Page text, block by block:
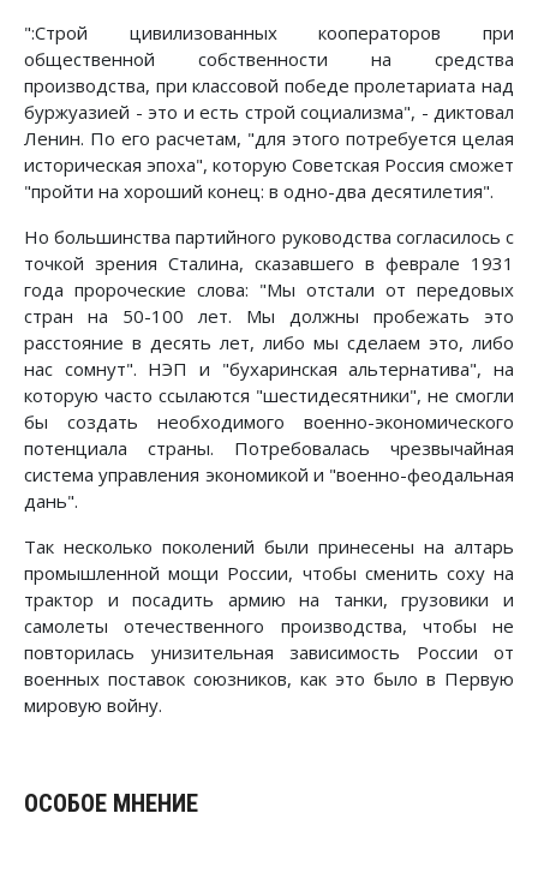
":Строй цивилизованных кооператоров при
общественной собственности на средства
производства, при классовой победе пролетариата над
буржуазией - это и есть строй социализма", - диктовал
Ленин. По его расчетам, "для этого потребуется целая
историческая эпоха", которую Советская Россия сможет
"пройти на хороший конец: в одно-два десятилетия".
Но большинства партийного руководства согласилось с
точкой зрения Сталина, сказавшего в феврале 1931
года пророческие слова: "Мы отстали от передовых
стран на 50-100 лет. Мы должны пробежать это
расстояние в десять лет, либо мы сделаем это, либо
нас сомнут". НЭП и "бухаринская альтернатива", на
которую часто ссылаются "шестидесятники", не смогли
бы создать необходимого военно-экономического
потенциала страны. Потребовалась чрезвычайная
система управления экономикой и "военно-феодальная
дань".
Так несколько поколений были принесены на алтарь
промышленной мощи России, чтобы сменить соху на
трактор и посадить армию на танки, грузовики и
самолеты отечественного производства, чтобы не
повторилась унизительная зависимость России от
военных поставок союзников, как это было в Первую
мировую войну.
ОСОБОЕ МНЕНИЕ